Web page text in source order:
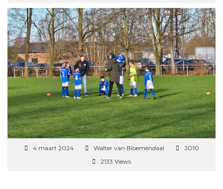
4 maart 2024 Walter van Bloemendaal
JO10
2133 Views